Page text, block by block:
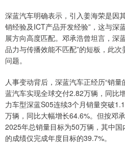
深蓝汽车明确表示，引入姜海荣是因
销经验及ICT产品开发经验”，这与深
展方向高度匹配。邓承浩曾坦言，深
品力与传播效能不匹配”的短板，此
问题。
人事变动背后，深蓝汽车正经历“销
蓝汽车实现全球交付2.82万辆，同比
力车型深蓝S05连续3个月销量突破
万辆，同比大幅增长64.6%。但按邓
2025年总销量目标为50万辆，其中
的成绩仅完成年度目标的39.7%。